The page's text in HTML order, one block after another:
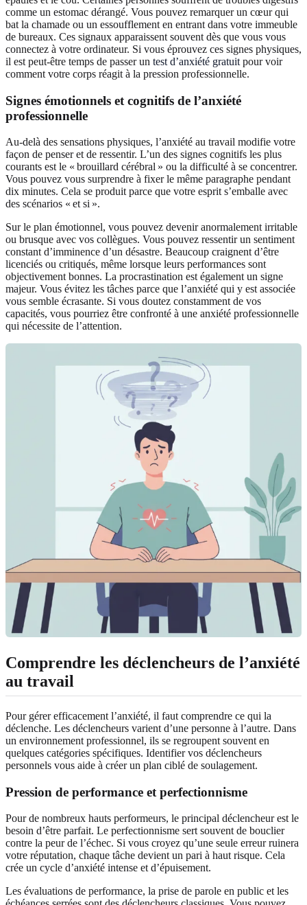
comme un estomac dérangé. Vous pouvez remarquer un cœur qui
bat la chamade ou un essoufflement en entrant dans votre immeuble
de bureaux. Ces signaux apparaissent souvent dès que vous vous
connectez à votre ordinateur. Si vous éprouvez ces signes physiques,
il est peut‑être temps de passer un test d’anxiété gratuit pour voir
comment votre corps réagit à la pression professionnelle.
Signes émotionnels et cognitifs de l’anxiété
professionnelle
Au‑delà des sensations physiques, l’anxiété au travail modifie votre
façon de penser et de ressentir. L’un des signes cognitifs les plus
courants est le « brouillard cérébral » ou la difficulté à se concentrer.
Vous pouvez vous surprendre à fixer le même paragraphe pendant
dix minutes. Cela se produit parce que votre esprit s’emballe avec
des scénarios « et si ».
Sur le plan émotionnel, vous pouvez devenir anormalement irritable
ou brusque avec vos collègues. Vous pouvez ressentir un sentiment
constant d’imminence d’un désastre. Beaucoup craignent d’être
licenciés ou critiqués, même lorsque leurs performances sont
objectivement bonnes. La procrastination est également un signe
majeur. Vous évitez les tâches parce que l’anxiété qui y est associée
vous semble écrasante. Si vous doutez constamment de vos
capacités, vous pourriez être confronté à une anxiété professionnelle
qui nécessite de l’attention.
Comprendre les déclencheurs de l’anxiété
au travail
Pour gérer efficacement l’anxiété, il faut comprendre ce qui la
déclenche. Les déclencheurs varient d’une personne à l’autre. Dans
un environnement professionnel, ils se regroupent souvent en
quelques catégories spécifiques. Identifier vos déclencheurs
personnels vous aide à créer un plan ciblé de soulagement.
Pression de performance et perfectionnisme
Pour de nombreux hauts performeurs, le principal déclencheur est le
besoin d’être parfait. Le perfectionnisme sert souvent de bouclier
contre la peur de l’échec. Si vous croyez qu’une seule erreur ruinera
votre réputation, chaque tâche devient un pari à haut risque. Cela
crée un cycle d’anxiété intense et d’épuisement.
Les évaluations de performance, la prise de parole en public et les